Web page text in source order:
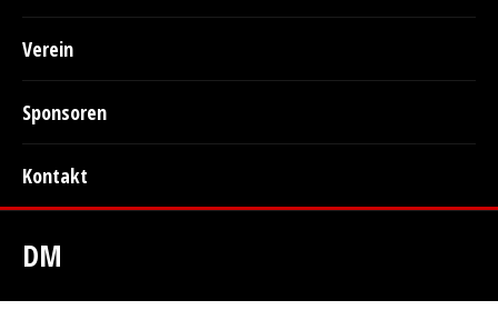
Verein
Sponsoren
Kontakt
DM